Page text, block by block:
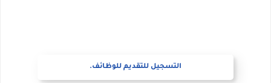
التسجيل للتقديم للوظائف.